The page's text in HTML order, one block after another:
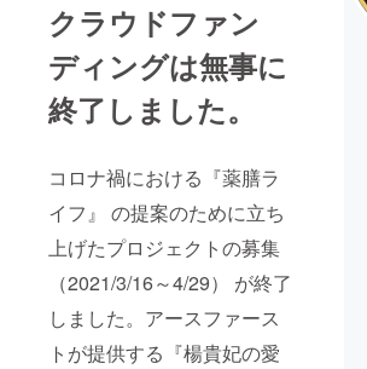
クラウドファン
ディングは無事に
終了しました。
コロナ禍における『薬膳ラ
イフ』 の提案のために立ち
上げたプロジェクトの募集
（2021/3/16～4/29） が終了
しました。アースファース
トが提供する『楊貴妃の愛